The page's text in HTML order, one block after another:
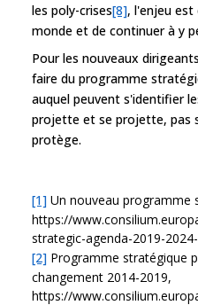
les poly-crises[8], l'enjeu
monde et de continuer à y
Pour les nouveaux
faire du programme
auquel peuvent s'identifier
projette et se projette, pas
protège.
[1] Un nouveau programme
https://
strategic-agenda-2019-
[2] Programme stratégique
changement 2014-2019,
https://